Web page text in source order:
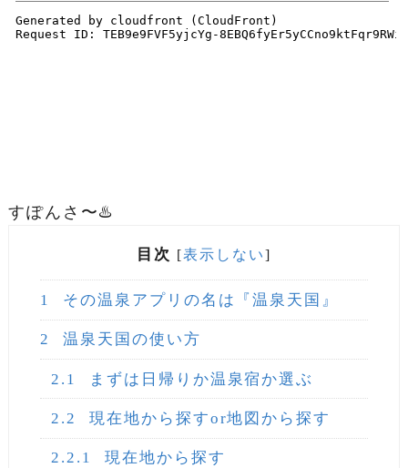
すぽんさ〜♨️
目次 [表示しない]
1 その温泉アプリの名は『温泉天国』
2 温泉天国の使い方
2.1 まずは日帰りか温泉宿か選ぶ
2.2 現在地から探すor地図から探す
2.2.1 現在地から探す